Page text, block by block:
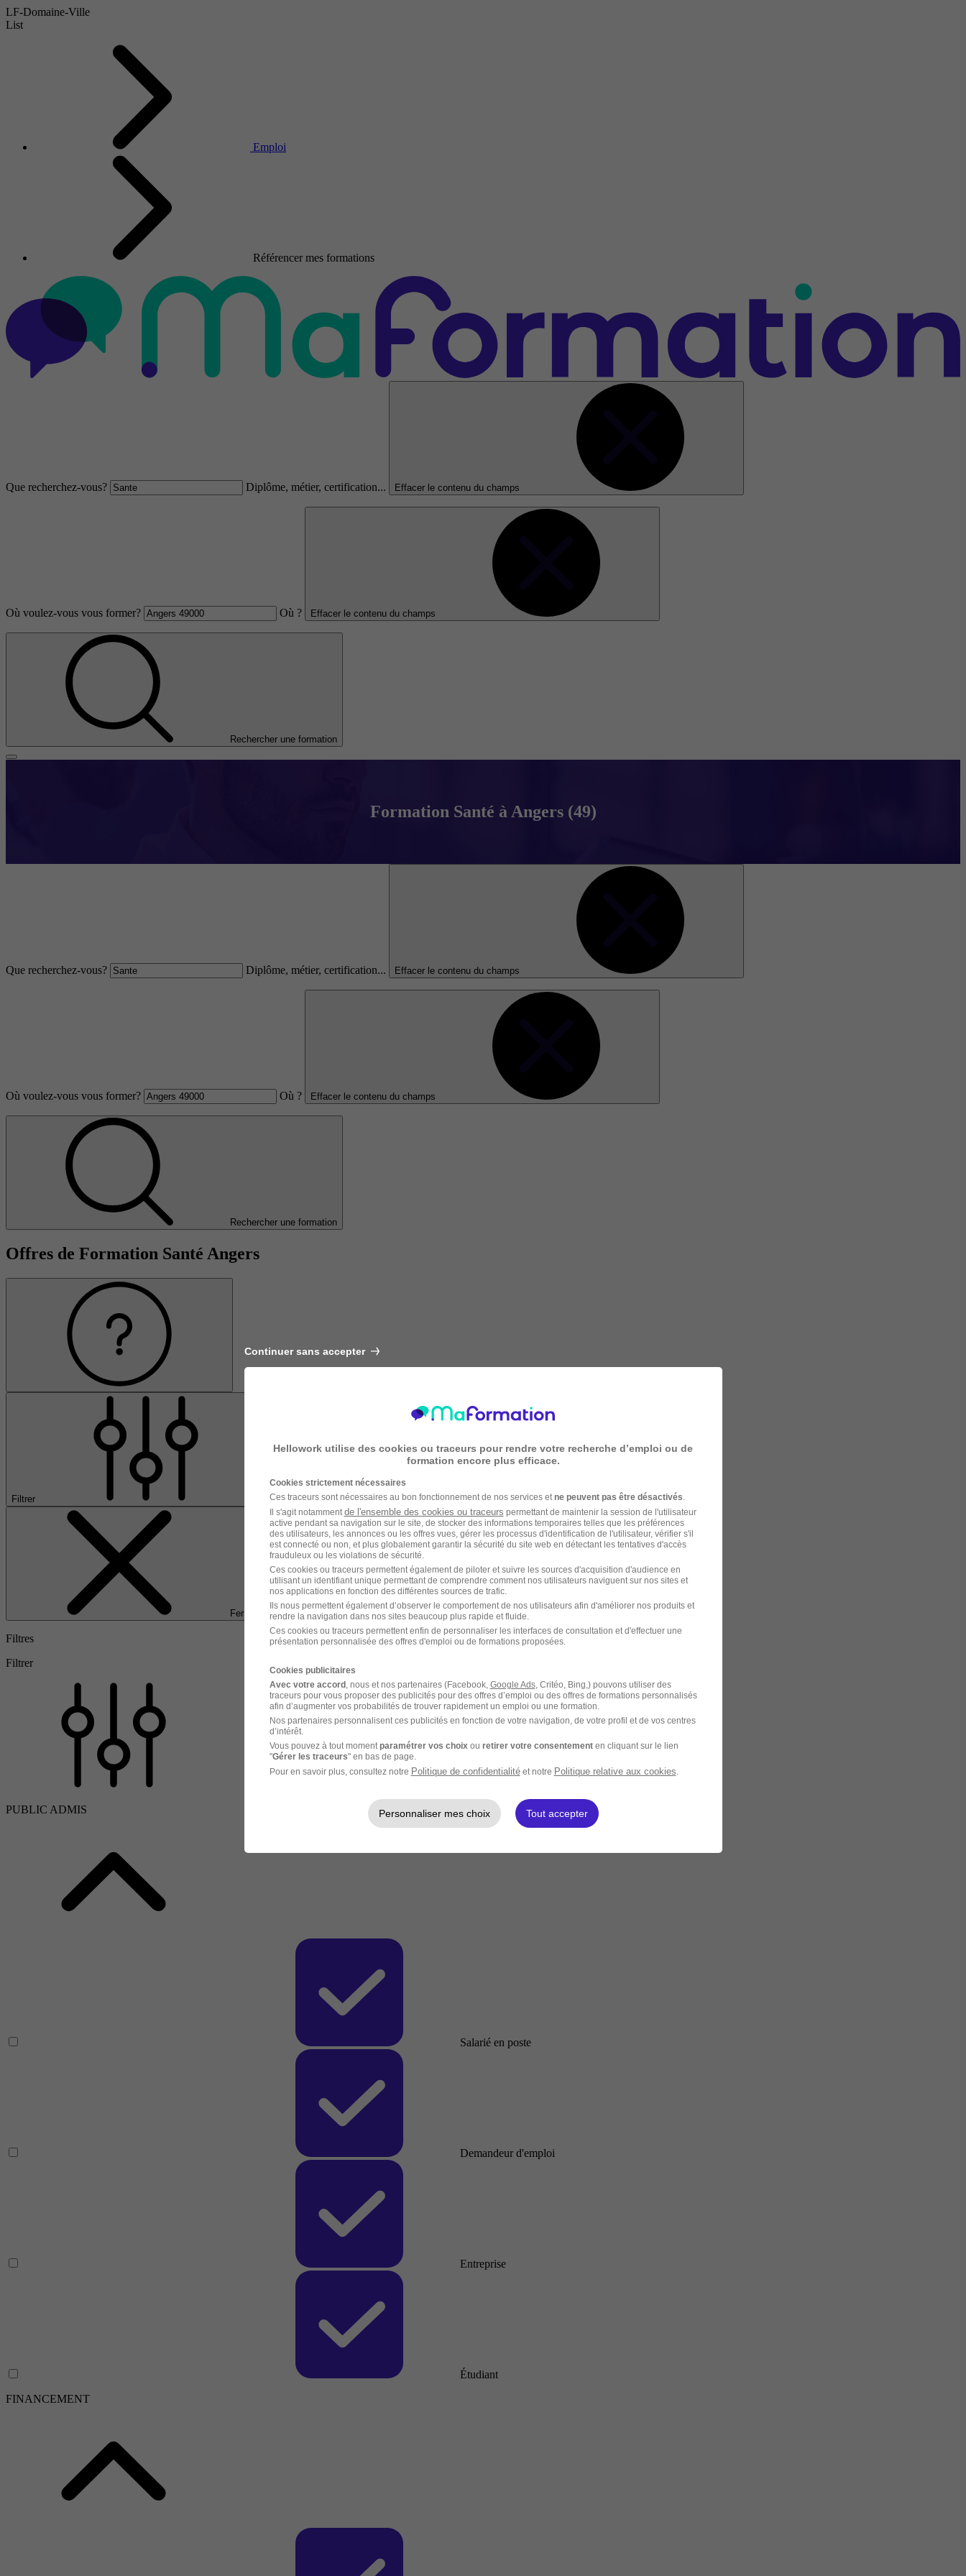
LF-Domaine-Ville
List
Emploi
Référencer mes formations
Que recherchez-vous? Diplôme, métier, certification... Effacer le contenu du champs
Où voulez-vous vous former? Où ? Effacer le contenu du champs
Rechercher une formation
Formation Santé à Angers (49)
Que recherchez-vous? Diplôme, métier, certification... Effacer le contenu du champs
Où voulez-vous vous former? Où ? Effacer le contenu du champs
Rechercher une formation
Offres de Formation Santé Angers
Filtrer
Fermer
Filtres
Filtrer
PUBLIC ADMIS
Salarié en poste
Demandeur d'emploi
Entreprise
Étudiant
FINANCEMENT
Continuer sans accepter
Hellowork utilise des cookies ou traceurs pour rendre votre recherche d’emploi ou de
formation encore plus efficace.
Cookies strictement nécessaires
Ces traceurs sont nécessaires au bon fonctionnement de nos services et ne peuvent pas être désactivés
Il s'agit notamment de l'ensemble des cookies ou traceurs permettant de maintenir la session de l'utilisateur
active pendant sa navigation sur le site, de stocker des informations temporaires telles que les préférences
des utilisateurs, les annonces ou les offres vues, gérer les processus d'identification de l'utilisateur, vérifier s'il
est connecté ou non, et plus globalement garantir la sécurité du site web en détectant les tentatives d'accès
frauduleux ou les violations de sécurité.
Ces cookies ou traceurs permettent également de piloter et suivre les sources d'acquisition d'audience en
utilisant un identifiant unique permettant de comprendre comment nos utilisateurs naviguent sur nos sites et
nos applications en fonction des différentes sources de trafic.
Ils nous permettent également d’observer le comportement de nos utilisateurs afin d'améliorer nos produits et
rendre la navigation dans nos sites beaucoup plus rapide et fluide.
Ces cookies ou traceurs permettent enfin de personnaliser les interfaces de consultation et d'effectuer une
présentation personnalisée des offres d'emploi ou de formations proposées.
Cookies publicitaires
Avec votre accord, nous et nos partenaires (Facebook, Google Ads, Critéo, Bing,) pouvons utiliser des
traceurs pour vous proposer des publicités pour des offres d’emploi ou des offres de formations personnalisés
afin d’augmenter vos probabilités de trouver rapidement un emploi ou une formation.
Nos partenaires personnalisent ces publicités en fonction de votre navigation, de votre profil et de vos centres
d’intérêt.
Vous pouvez à tout moment paramétrer vos choix ou retirer votre consentementen cliquant sur le lien
"Gérer les traceurs" en bas de page.
Pour en savoir plus, consultez notre Politique de confidentialitéet notre Politique relative aux cookies
Personnaliser mes choix Tout accepter